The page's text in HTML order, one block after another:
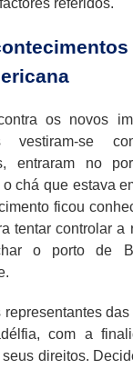
referidos.
os novos
vestiram-se
entraram no
chá que estava
ficou
tentar controlar a
o porto de
com a
direitos.